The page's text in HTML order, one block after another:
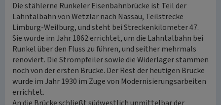
Die stählerne Runkeler Eisenbahnbrücke ist Teil der
Lahntalbahn von Wetzlar nach Nassau, Teilstrecke
Limburg-Weilburg, und steht bei Streckenkilometer 47.
Sie wurde im Jahr 1862 errichtet, um die Lahntalbahn bei
Runkel über den Fluss zu führen, und seither mehrmals
renoviert. Die Strompfeiler sowie die Widerlager stammen
noch von der ersten Brücke. Der Rest der heutigen Brücke
wurde im Jahr 1930 im Zuge von Modernisierungsarbeiten
errichtet.